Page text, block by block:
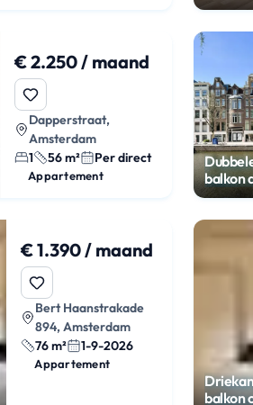
€ 2.250 / maand
Dapperstraat,
Amsterdam
1
56 m² Per direct
Appartement
balkon
€ 1.390 / maand
Bert Haanstrakade
894, Amsterdam
76 m²
1-9-2026
Appartement
balkon